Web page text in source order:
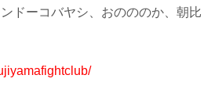
ドーコバヤシ、おのののか、朝比